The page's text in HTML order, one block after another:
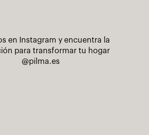
en Instagram y encuentra la
para transformar tu hogar
@pilma.es